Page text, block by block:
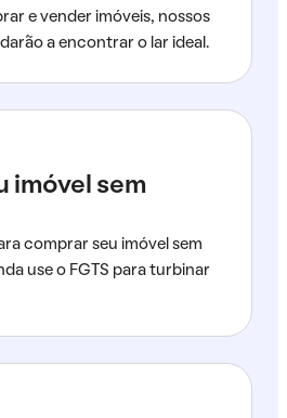
e vender imóveis, nossos
a encontrar o lar ideal.
imóvel sem
comprar seu imóvel sem
use o FGTS para turbinar